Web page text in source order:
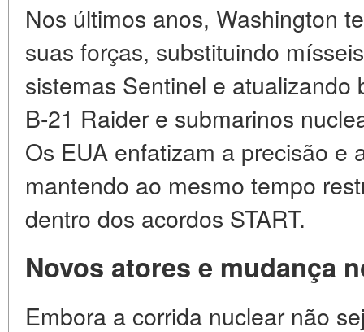
Nos últimos anos, Washington
suas forças, substituindo
sistemas Sentinel e atualizando
B-21 Raider e submarinos
Os EUA enfatizam a precisão e
mantendo ao mesmo tempo
dentro dos acordos START.
Novos atores e mudança
Embora a corrida nuclear não